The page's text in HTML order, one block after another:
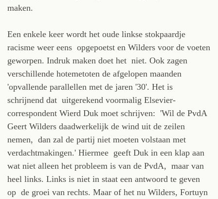
maken.
Een enkele keer wordt het oude linkse stokpaardje
racisme weer eens opgepoetst en Wilders voor de voeten
geworpen. Indruk maken doet het niet. Ook zagen
verschillende hotemetoten de afgelopen maanden
'opvallende parallellen met de jaren '30'. Het is
schrijnend dat uitgerekend voormalig Elsevier-
correspondent Wierd Duk moet schrijven: 'Wil de PvdA
Geert Wilders daadwerkelijk de wind uit de zeilen
nemen, dan zal de partij niet moeten volstaan met
verdachtmakingen.' Hiermee geeft Duk in een klap aan
wat niet alleen het probleem is van de PvdA, maar van
heel links. Links is niet in staat een antwoord te geven
op de groei van rechts. Maar of het nu Wilders, Fortuyn